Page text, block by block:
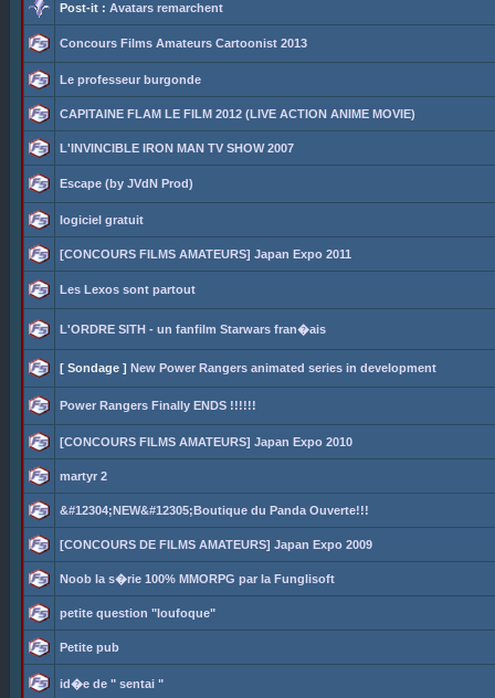
Post-it : Avatars remarchent
Concours Films Amateurs Cartoonist 2013
Le professeur burgonde
CAPITAINE FLAM LE FILM 2012 (LIVE ACTION ANIME MOVIE)
L'INVINCIBLE IRON MAN TV SHOW 2007
Escape (by JVdN Prod)
logiciel gratuit
[CONCOURS FILMS AMATEURS] Japan Expo 2011
Les Lexos sont partout
L'ORDRE SITH - un fanfilm Starwars fran�ais
[ Sondage ] New Power Rangers animated series in development
Power Rangers Finally ENDS !!!!!!
[CONCOURS FILMS AMATEURS] Japan Expo 2010
martyr 2
&#12304;NEW&#12305;Boutique du Panda Ouverte!!!
[CONCOURS DE FILMS AMATEURS] Japan Expo 2009
Noob la s�rie 100% MMORPG par la Funglisoft
petite question "loufoque"
Petite pub
id�e de " sentai "